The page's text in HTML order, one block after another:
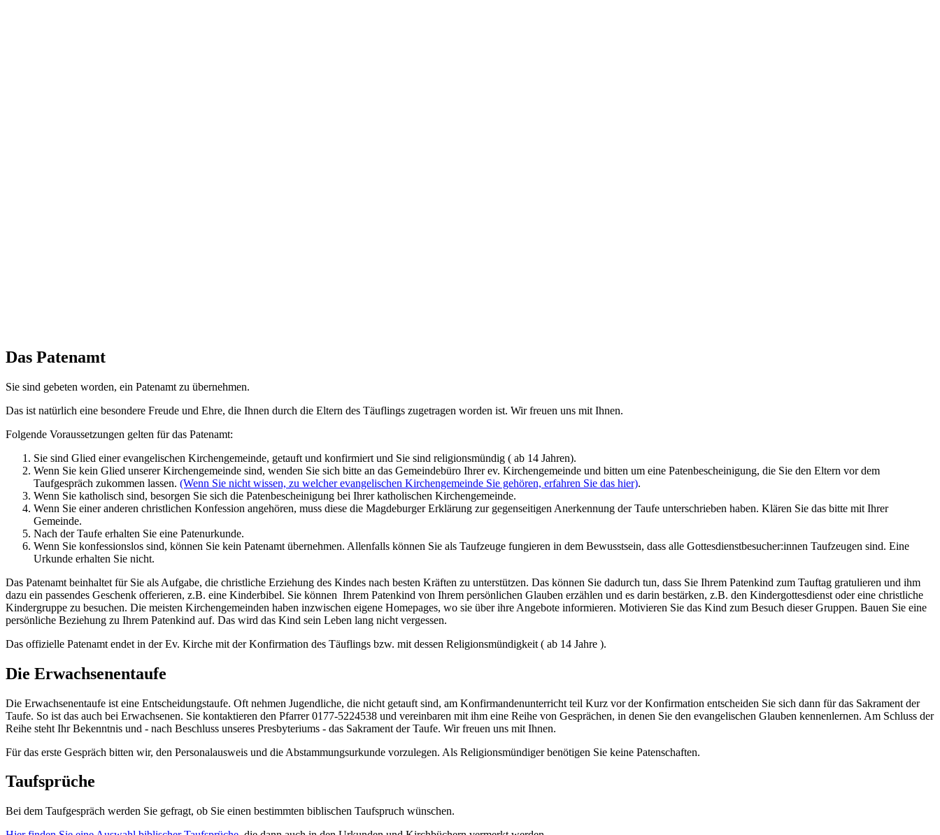
Das Patenamt
Sie sind gebeten worden, ein Patenamt zu übernehmen.
Das ist natürlich eine besondere Freude und Ehre, die Ihnen durch die Eltern des Täuflings zugetragen worden ist. Wir freuen uns mit Ihnen.
Folgende Voraussetzungen gelten für das Patenamt:
Sie sind Glied einer evangelischen Kirchengemeinde, getauft und konfirmiert und Sie sind religionsmündig ( ab 14 Jahren).
Wenn Sie kein Glied unserer Kirchengemeinde sind, wenden Sie sich bitte an das Gemeindebüro Ihrer ev. Kirchengemeinde und bitten um eine Patenbescheinigung, die Sie den Eltern vor dem
Taufgespräch zukommen lassen. (Wenn Sie nicht wissen, zu welcher evangelischen Kirchengemeinde Sie gehören, erfahren Sie das hier).
Wenn Sie katholisch sind, besorgen Sie sich die Patenbescheinigung bei Ihrer katholischen Kirchengemeinde.
Wenn Sie einer anderen christlichen Konfession angehören, muss diese die Magdeburger Erklärung zur gegenseitigen Anerkennung der Taufe unterschrieben haben. Klären Sie das bitte mit Ihrer
Gemeinde.
Nach der Taufe erhalten Sie eine Patenurkunde.
Wenn Sie konfessionslos sind, können Sie kein Patenamt übernehmen. Allenfalls können Sie als Taufzeuge fungieren in dem Bewusstsein, dass alle Gottesdienstbesucher:innen Taufzeugen sind. Eine
Urkunde erhalten Sie nicht.
Das Patenamt beinhaltet für Sie als Aufgabe, die christliche Erziehung des Kindes nach besten Kräften zu unterstützen. Das können Sie dadurch tun, dass Sie Ihrem Patenkind zum Tauftag gratulieren und ihm
dazu ein passendes Geschenk offerieren, z.B. eine Kinderbibel. Sie können Ihrem Patenkind von Ihrem persönlichen Glauben erzählen und es darin bestärken, z.B. den Kindergottesdienst oder eine christliche
Kindergruppe zu besuchen. Die meisten Kirchengemeinden haben inzwischen eigene Homepages, wo sie über ihre Angebote informieren. Motivieren Sie das Kind zum Besuch dieser Gruppen. Bauen Sie eine
persönliche Beziehung zu Ihrem Patenkind auf. Das wird das Kind sein Leben lang nicht vergessen.
Das offizielle Patenamt endet in der Ev. Kirche mit der Konfirmation des Täuflings bzw. mit dessen Religionsmündigkeit ( ab 14 Jahre ).
Die Erwachsenentaufe
Die Erwachsenentaufe ist eine Entscheidungstaufe. Oft nehmen Jugendliche, die nicht getauft sind, am Konfirmandenunterricht teil Kurz vor der Konfirmation entscheiden Sie sich dann für das Sakrament der
Taufe. So ist das auch bei Erwachsenen. Sie kontaktieren den Pfarrer 0177-5224538 und vereinbaren mit ihm eine Reihe von Gesprächen, in denen Sie den evangelischen Glauben kennenlernen. Am Schluss der
Reihe steht Ihr Bekenntnis und - nach Beschluss unseres Presbyteriums - das Sakrament der Taufe. Wir freuen uns mit Ihnen.
Für das erste Gespräch bitten wir, den Personalausweis und die Abstammungsurkunde vorzulegen. Als Religionsmündiger benötigen Sie keine Patenschaften.
Taufsprüche
Bei dem Taufgespräch werden Sie gefragt, ob Sie einen bestimmten biblischen Taufspruch wünschen.